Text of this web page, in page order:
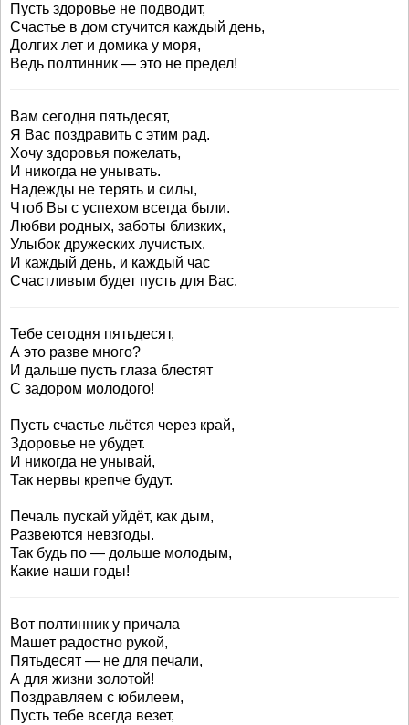
Пусть здоровье не подводит,
Счастье в дом стучится каждый день,
Долгих лет и домика у моря,
Ведь полтинник — это не предел!
Вам сегодня пятьдесят,
Я Вас поздравить с этим рад.
Хочу здоровья пожелать,
И никогда не унывать.
Надежды не терять и силы,
Чтоб Вы с успехом всегда были.
Любви родных, заботы близких,
Улыбок дружеских лучистых.
И каждый день, и каждый час
Счастливым будет пусть для Вас.
Тебе сегодня пятьдесят,
А это разве много?
И дальше пусть глаза блестят
С задором молодого!
Пусть счастье льётся через край,
Здоровье не убудет.
И никогда не унывай,
Так нервы крепче будут.
Печаль пускай уйдёт, как дым,
Развеются невзгоды.
Так будь по — дольше молодым,
Какие наши годы!
Вот полтинник у причала
Машет радостно рукой,
Пятьдесят — не для печали,
А для жизни золотой!
Поздравляем с юбилеем,
Пусть тебе всегда везет,